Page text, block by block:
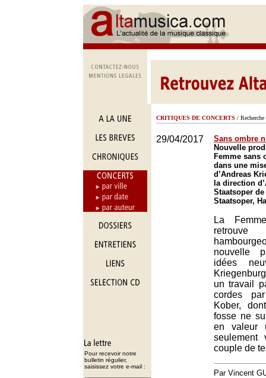
Pour recevoir notre
bulletin régulier,
saisissez votre e-mail :
CRITIQUES DE CONCERTS / Recherche
29/04/2017
Sans ombre
Nouvelle
Femme sans
dans une
d’Andreas
la direction
Staatsoper
Staatsoper,
La
nouvelle
idées
un travail
cordes
Kober,
fosse ne
en valeur
seulement
couple de
Par Vincent